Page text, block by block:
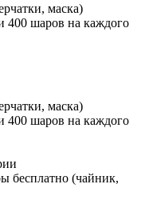
маска)
400 шаров на каждого
маска)
400 шаров на каждого
бесплатно (чайник,